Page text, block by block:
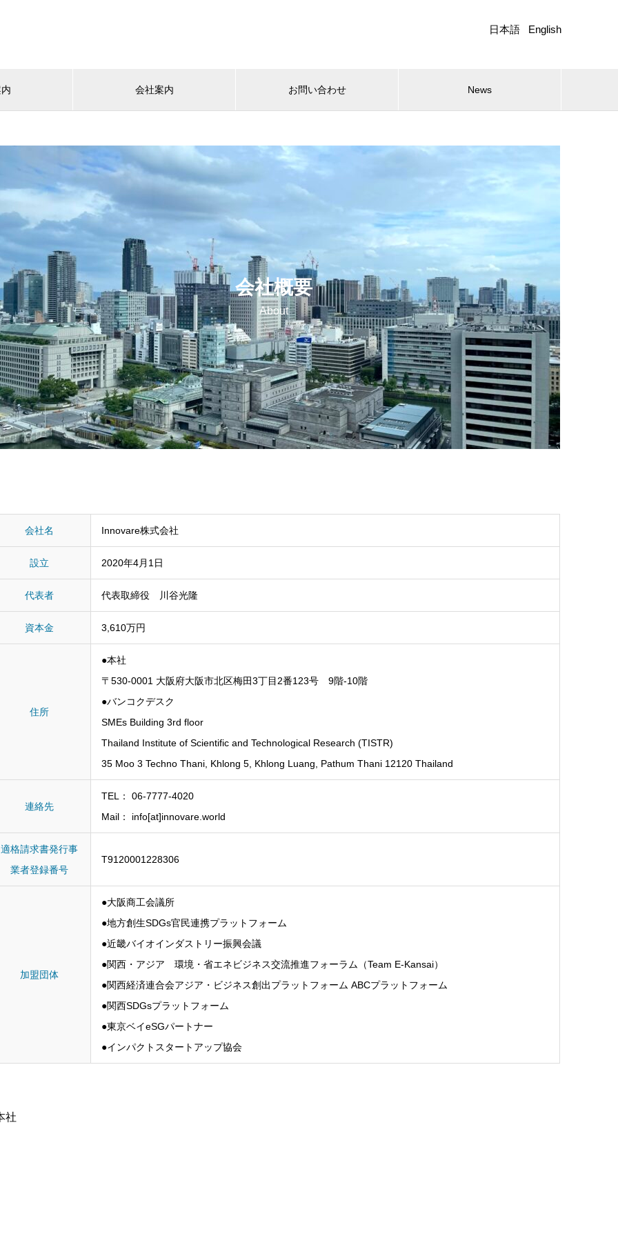
日本語 English
会社案内 お問い合わせ News
会社概要
About
会社名 Innovare株式会社
設立 2020年4月1日
代表者 代表取締役 川谷光隆
資本金 3,610万円
住所
●本社
〒530-0001 大阪府大阪市北区梅田3丁目2番123号 9階-10階
●バンコクデスク
SMEs Building 3rd floor
Thailand Institute of Scientific and Technological Research (TISTR)
35 Moo 3 Techno Thani, Khlong 5, Khlong Luang, Pathum Thani 12120 Thailand
連絡先
TEL： 06-7777-4020
Mail： info[at]innovare.world
適格請求書発行事
業者登録番号
T9120001228306
加盟団体
●大阪商工会議所
●地方創生SDGs官民連携プラットフォーム
●近畿バイオインダストリー振興会議
●関西・アジア 環境・省エネビジネス交流推進フォーラム（Team E-Kansai）
●関西経済連合会アジア・ビジネス創出プラットフォーム ABCプラットフォーム
●関西SDGsプラットフォーム
●東京ベイeSGパートナー
●インパクトスタートアップ協会
社